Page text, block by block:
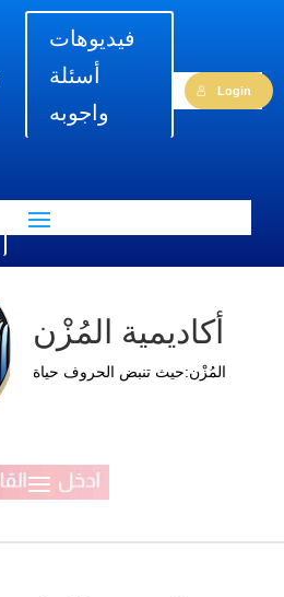
فيديوهات
أسئلة
واجوبه
Login
أكاديمية المُزْن
المُزْن:حيث تنبض الحروف حياة